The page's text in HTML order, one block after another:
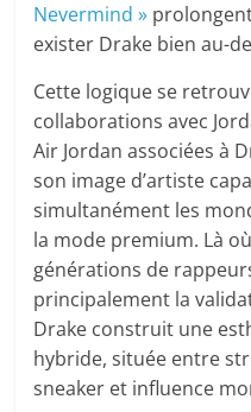
Nevermind »
exister Drake bien au-
Cette logique se
collaborations avec
Air Jordan associées à
son image d’artiste
simultanément les
la mode premium. Là
générations de
principalement la
Drake construit une
hybride, située entre
sneaker et influence